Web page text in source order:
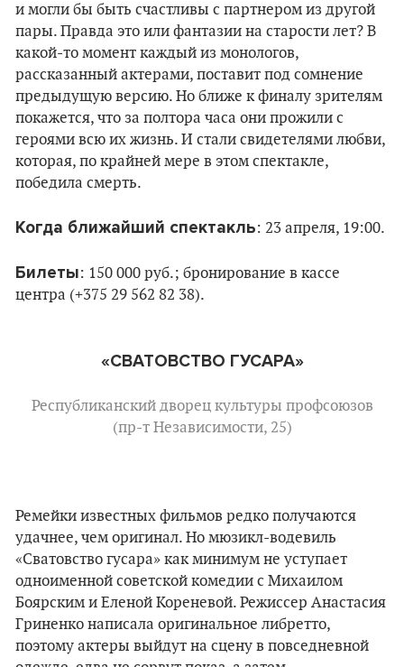
и могли бы быть счастливы с партнером из другой
пары. Правда это или фантазии на старости лет? В
какой-то момент каждый из монологов,
рассказанный актерами, поставит под сомнение
предыдущую версию. Но ближе к финалу зрителям
покажется, что за полтора часа они прожили с
героями всю их жизнь. И стали свидетелями любви,
которая, по крайней мере в этом спектакле,
победила смерть.
Когда ближайший спектакль: 23 апреля, 19:00.
Билеты: 150 000 руб.; бронирование в кассе
центра (+375 29 562 82 38).
«СВАТОВСТВО ГУСАРА»
Республиканский дворец культуры профсоюзов
(пр-т Независимости, 25)
Ремейки известных фильмов редко получаются
удачнее, чем оригинал. Но мюзикл-водевиль
«Сватовство гусара» как минимум не уступает
одноименной советской комедии с Михаилом
Боярским и Еленой Кореневой. Режиссер Анастасия
Гриненко написала оригинальное либретто,
поэтому актеры выйдут на сцену в повседневной